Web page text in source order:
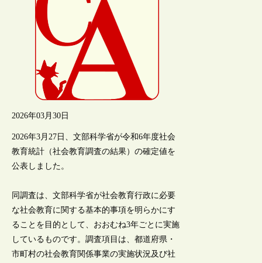
2026年03月30日
2026年3月27日、文部科学省が令和6年度社会
教育統計（社会教育調査の結果）の確定値を
公表しました。
同調査は、文部科学省が社会教育行政に必要
な社会教育に関する基本的事項を明らかにす
ることを目的として、おおむね3年ごとに実施
しているものです。調査項目は、都道府県・
市町村の社会教育関係事業の実施状況及び社